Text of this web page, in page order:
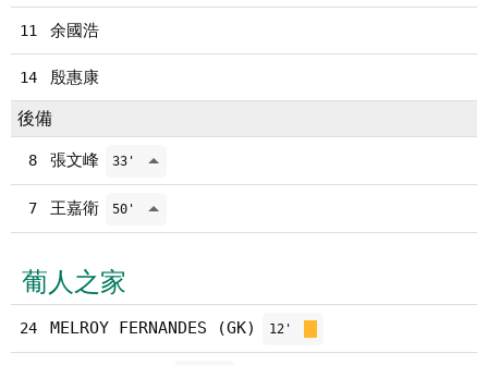
11 余國浩
14 殷惠康
後備
8 張文峰 33'
7 王嘉衛 50'
葡人之家
24 MELROY FERNANDES (GK) 12'